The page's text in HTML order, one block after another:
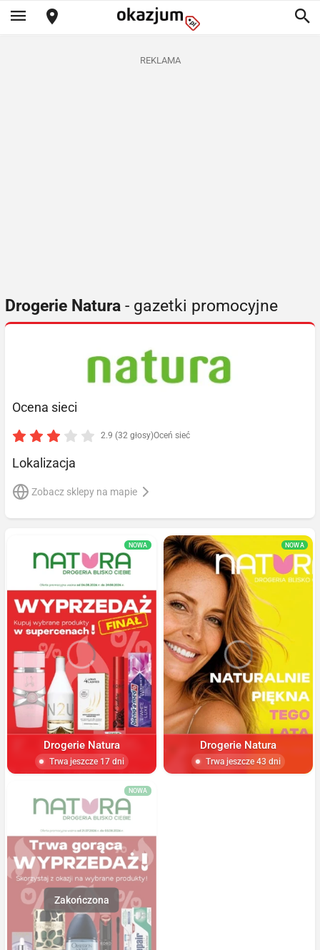
REKLAMA
Drogerie Natura - gazetki promocyjne
Ocena sieci
2.9 (32 głosy)Oceń sieć
Lokalizacja
Zobacz sklepy na mapie
NOWA
Drogerie Natura
Trwa jeszcze 17 dni
NOWA
Drogerie Natura
Trwa jeszcze 43 dni
NOWA